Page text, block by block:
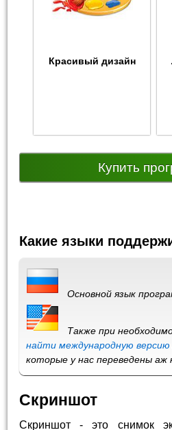
Красивый дизайн
Купить
Какие языки
Основной язык
Также при
найти международную версию
которые у нас переведены аж
Скриншот
Скриншот - это снимок